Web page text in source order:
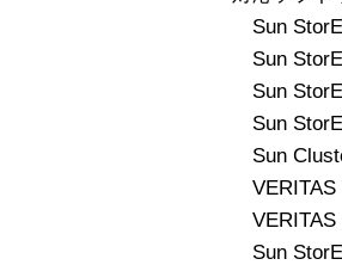
Sun
Sun
Sun
Sun
Sun
VERITAS
VERITAS
Sun